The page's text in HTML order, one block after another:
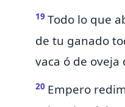
19 Todo lo que
de tu ganado
vaca ó de
20 Empero